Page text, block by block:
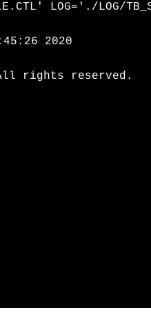
LOG='./LOG/
2020
rights reserved.